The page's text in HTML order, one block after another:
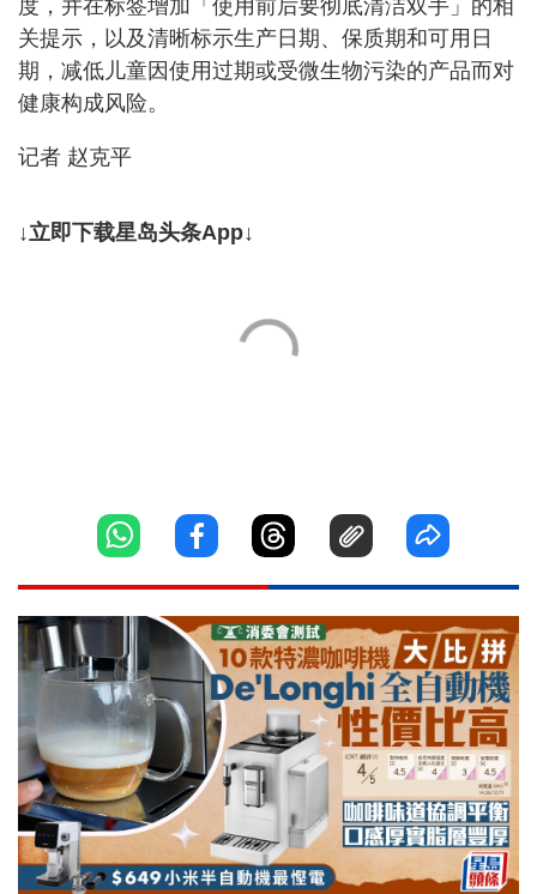
度，并在标签增加「使用前后要彻底清洁双手」的相
关提示，以及清晰标示生产日期、保质期和可用日
期，减低儿童因使用过期或受微生物污染的产品而对
健康构成风险。
记者 赵克平
↓立即下载星岛头条App↓